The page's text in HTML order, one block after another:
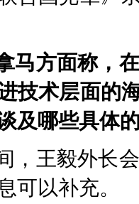
马方面称，
技术层面的
及哪些具体
，王毅外长
可以补充。